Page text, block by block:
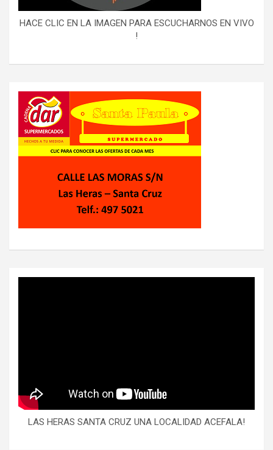
HACE CLIC EN LA IMAGEN PARA ESCUCHARNOS EN VIVO
!
LAS HERAS SANTA CRUZ UNA LOCALIDAD ACEFALA!